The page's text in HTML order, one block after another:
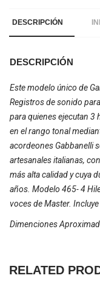
DESCRIPCIÓN
DESCRIPCIÓN
Este modelo único de
Registros de sonido
para quienes ejecutan 3
en el rango tonal
acordeones Gabbanelli
artesanales italianas,
más alta calidad y cuya
años. Modelo 465- 4
voces de Master.
Dimenciones
RELATED